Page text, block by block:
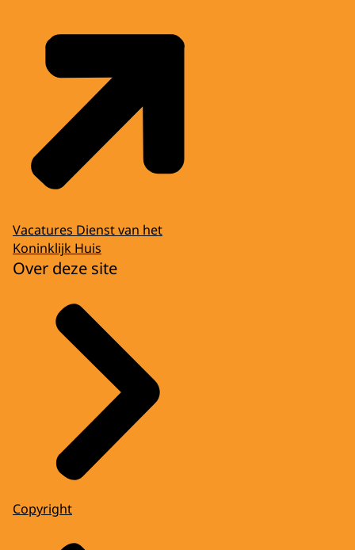
Vacatures Dienst van het
Koninklijk Huis
Over deze site
Copyright